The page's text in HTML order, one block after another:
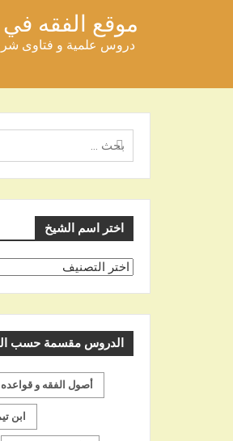
موقع الفقه في
دروس علمية و فتاوى
البحث
عن
اختر اسم الشيخ
اختر
الدروس مقسمة حسب
أصول الفقه و قواعده
ابن